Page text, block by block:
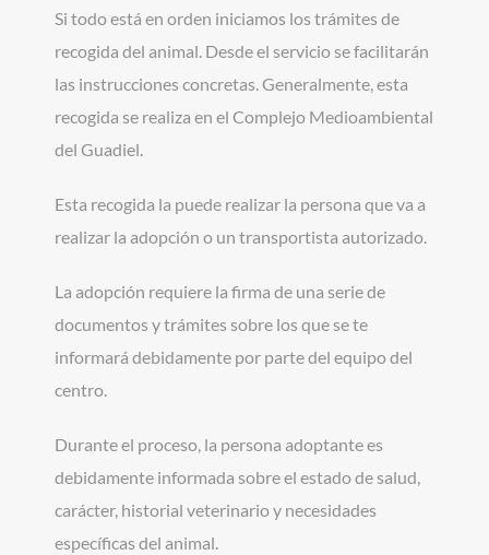
Si todo está en orden iniciamos los trámites de
recogida del animal. Desde el servicio se facilitarán
las instrucciones concretas. Generalmente, esta
recogida se realiza en el Complejo Medioambiental
del Guadiel.
Esta recogida la puede realizar la persona que va a
realizar la adopción o un transportista autorizado.
La adopción requiere la firma de una serie de
documentos y trámites sobre los que se te
informará debidamente por parte del equipo del
centro.
Durante el proceso, la persona adoptante es
debidamente informada sobre el estado de salud,
carácter, historial veterinario y necesidades
específicas del animal.